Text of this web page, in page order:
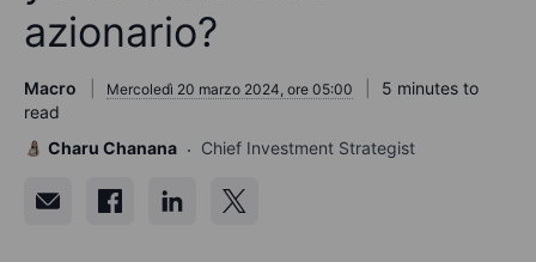
azionario?
Macro Mercoledì 20 marzo 2024, ore 05:00
5 minutes to
read
Charu Chanana
Chief Investment Strategist